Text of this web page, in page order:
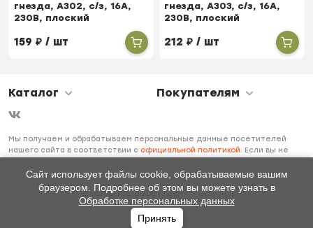
Избранное
гнезда, А302, с/з, 16А,
230В, плоский
159₽ / шт
гнезда, А303, с/з, 16А,
230В, плоский
212₽ / шт
Каталог Покупателям
Мы получаем и обрабатываем персональные данные посетителей
нашего сайта в соответствии с официальной политикой
. Если вы не
необходимо покинуть наш сайт.
Сайт использует файлы cookie, обрабатываемые вашим
браузером. Подробнее об этом вы можете узнать в
Обработке персональных данных
Принять